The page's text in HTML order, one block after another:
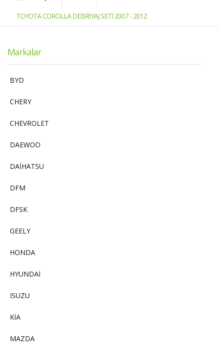
TOYOTA COROLLA DEBRİYAJ SETİ 2007 - 2012
Markalar
BYD
CHERY
CHEVROLET
DAEWOO
DAİHATSU
DFM
DFSK
GEELY
HONDA
HYUNDAİ
ISUZU
KİA
MAZDA